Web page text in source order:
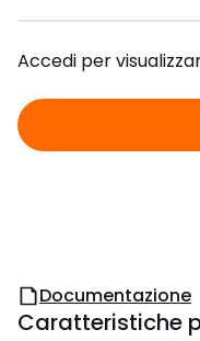
Accedi per
Documentazione
Caratteristiche